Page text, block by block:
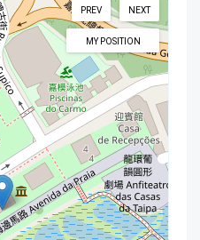
NEXT
PREV
MY POSITION